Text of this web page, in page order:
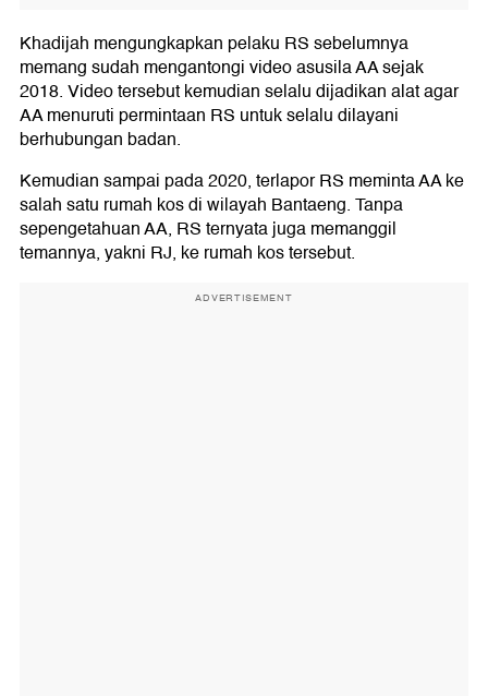
Khadijah mengungkapkan pelaku RS sebelumnya
memang sudah mengantongi video asusila AA sejak
2018. Video tersebut kemudian selalu dijadikan alat agar
AA menuruti permintaan RS untuk selalu dilayani
berhubungan badan.
Kemudian sampai pada 2020, terlapor RS meminta AA ke
salah satu rumah kos di wilayah Bantaeng. Tanpa
sepengetahuan AA, RS ternyata juga memanggil
temannya, yakni RJ, ke rumah kos tersebut.
ADVERTISEMENT